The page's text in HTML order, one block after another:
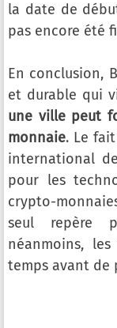
la date de
pas encore été
En conclusion,
et durable qui
une ville peut
monnaie. Le
international
pour les
crypto-
seul repère
néanmoins,
temps avant de